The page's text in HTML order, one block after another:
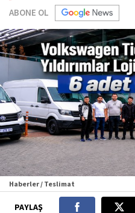
ABONE OL
Haberler / Teslimat
PAYLAŞ